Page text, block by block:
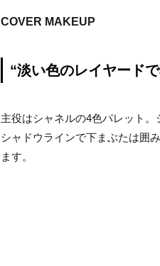
COVER MAKEUP
“淡い色のレイヤード
主役はシャネルの4色パレット
シャドウラインで下まぶたは囲
ます。